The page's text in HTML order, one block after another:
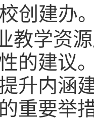
创建办
教学资
的建议
升内涵
重要举